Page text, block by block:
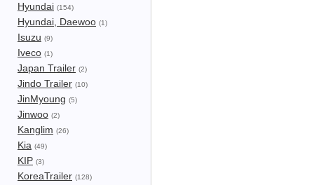
Hyundai (154)
Hyundai, Daewoo (1)
Isuzu (9)
Iveco (1)
Japan Trailer (2)
Jindo Trailer (10)
JinMyoung (5)
Jinwoo (2)
Kanglim (26)
Kia (49)
KIP (3)
KoreaTrailer (128)